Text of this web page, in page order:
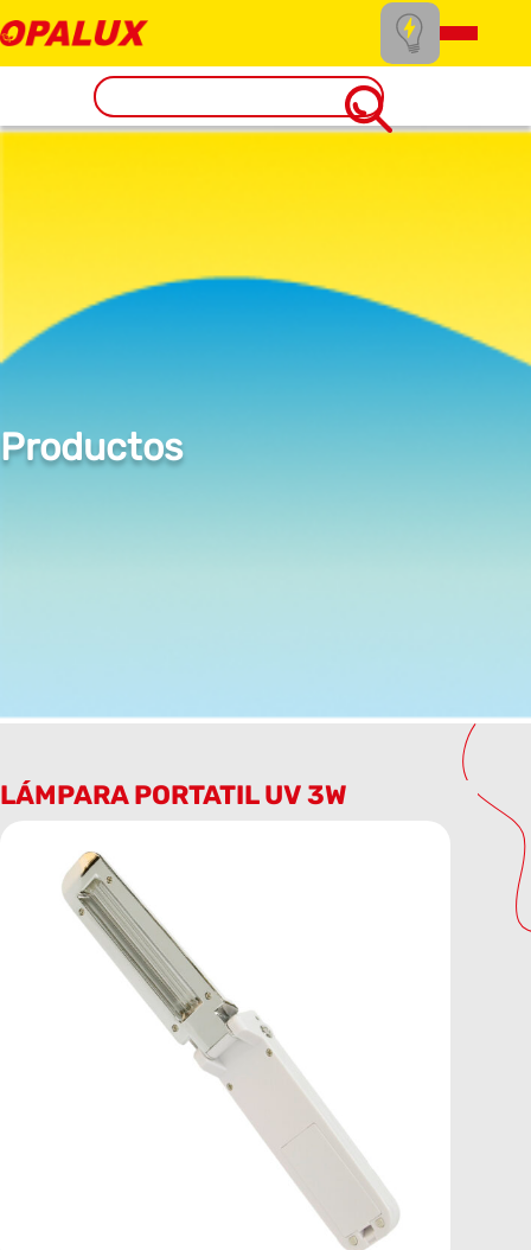
Productos
LÁMPARA PORTATIL UV 3W